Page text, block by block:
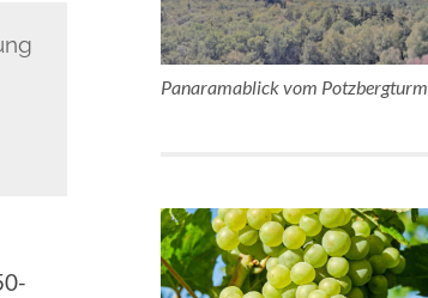
Panaramablick vom Potzbergturm